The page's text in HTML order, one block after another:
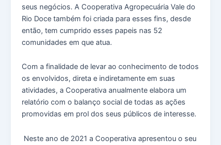
seus negócios. A Cooperativa Agropecuária Vale do
Rio Doce também foi criada para esses fins, desde
então, tem cumprido esses papeis nas 52
comunidades em que atua.
Com a finalidade de levar ao conhecimento de todos
os envolvidos, direta e indiretamente em suas
atividades, a Cooperativa anualmente elabora um
relatório com o balanço social de todas as ações
promovidas em prol dos seus públicos de interesse.
Neste ano de 2021 a Cooperativa apresentou o seu